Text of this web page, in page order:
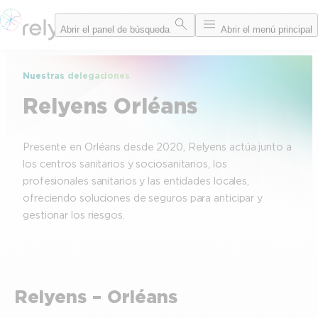
Saltar
al
Abrir el panel de búsqueda Abrir el menú principal
Nuestras delegaciones
Relyens Orléans
Presente en Orléans desde 2020, Relyens actúa junto a
los centros sanitarios y sociosanitarios, los
profesionales sanitarios y las entidades locales,
ofreciendo soluciones de seguros para anticipar y
gestionar los riesgos.
Relyens – Orléans